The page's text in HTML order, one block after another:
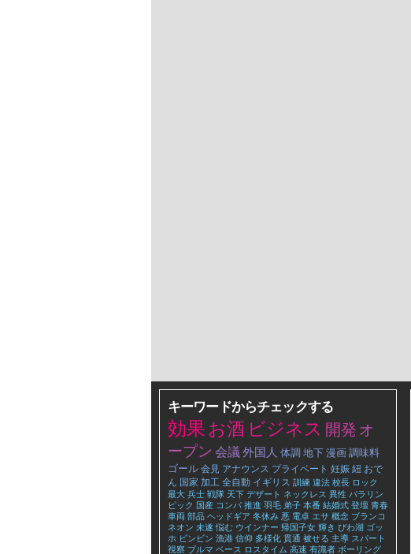
キーワードからチェックする
効果 お酒 ビジネス 開発 オ
ープン 会議 外国人 体調 地下 漫画 調味料
ゴール 会見 アナウンス プライベート 妊娠 紐 おで
ん 国家 加工 全自動 イギリス 訓練 違法 校長 ロック
最大 兵士 戦隊 天下 デザート ネックレス 異性 パラリン
ピック 国産 コンパ 推進 羽毛 弟子 本番 結婚式 登壇 青春
車両 部品 ヘッドギア 冬休み 悪 電卓 エサ 概念 ブランコ
ネオン 未遂 悩む ウインナー 帰国子女 輝き びわ湖 ゴッ
ホ ビンビン 漁港 信仰 多様化 貫通 被せる 主導 スパート
視察 ブルマ ベース ロスタイム 高速 有識者 ボーリング